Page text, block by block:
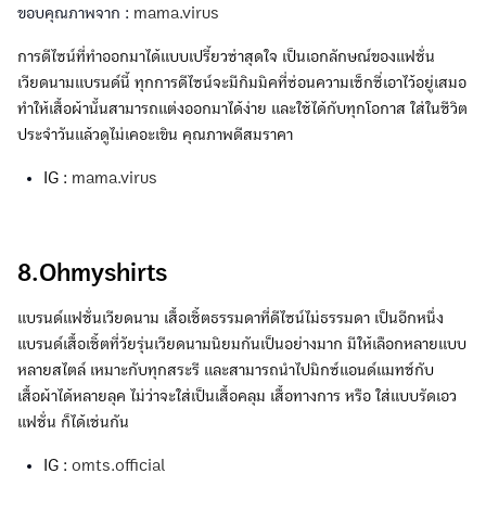
ขอบคุณภาพจาก : mama.virus
การดีไซน์ที่ทำออกมาได้แบบเปรี้ยวซ่าสุดใจ เป็นเอกลักษณ์ของแฟชั่น
เวียดนามแบรนด์นี้ ทุกการดีไซน์จะมีกิมมิคที่ซ่อนความเซ็กซี่เอาไว้อยู่เสมอ
ทำให้เสื้อผ้านั้นสามารถแต่งออกมาได้ง่าย และใช้ได้กับทุกโอกาส ใส่ในชีวิต
ประจำวันแล้วดูไม่เคอะเขิน คุณภาพดีสมราคา
IG : mama.virus
8.Ohmyshirts
แบรนด์แฟชั่นเวียดนาม เสื้อเชิ้ตธรรมดาที่ดีไซน์ไม่ธรรมดา เป็นอีกหนึ่ง
แบรนด์เสื้อเชิ้ตที่วัยรุ่นเวียดนามนิยมกันเป็นอย่างมาก มีให้เลือกหลายแบบ
หลายสไตล์ เหมาะกับทุกสระรี และสามารถนำไปมิกซ์แอนด์แมทช์กับ
เสื้อผ้าได้หลายลุค ไม่ว่าจะใส่เป็นเสื้อคลุม เสื้อทางการ หรือ ใส่แบบรัดเอว
แฟชั่น ก็ได้เช่นกัน
IG : omts.official